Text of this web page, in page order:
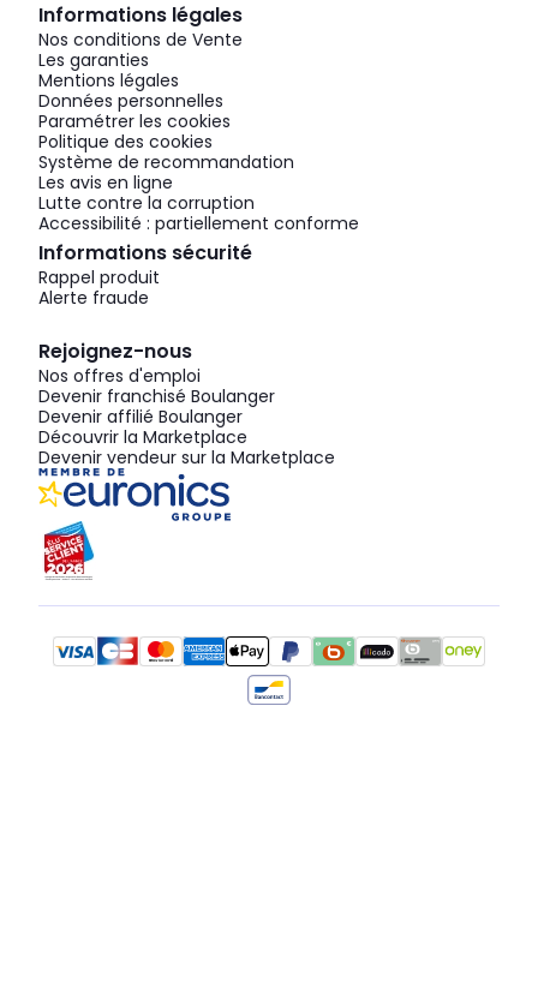
Informations légales
Nos conditions de Vente
Les garanties
Mentions légales
Données personnelles
Paramétrer les cookies
Politique des cookies
Système de recommandation
Les avis en ligne
Lutte contre la corruption
Accessibilité : partiellement conforme
Informations sécurité
Rappel produit
Alerte fraude
Rejoignez-nous
Nos offres d'emploi
Devenir franchisé Boulanger
Devenir affilié Boulanger
Découvrir la Marketplace
Devenir vendeur sur la Marketplace